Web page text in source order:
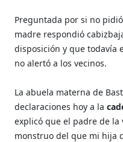
Preguntada por si no
madre respondió
disposición y que todavía
no alertó a los vecinos.
La abuela materna de
declaraciones hoy a la
explicó que el padre de
monstruo del que mi hija